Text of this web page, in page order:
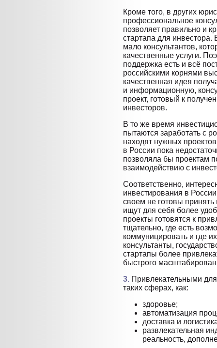
Кроме того, в других
профессиональное
позволяет правильно и
стартапа для инвестора.
мало консультантов,
качественные услуги.
поддержка есть и всё
российскими корнями
качественная идея
и информационную,
проект, готовый к
инвесторов.
В то же время
пытаются заработать с
находят нужных
в России пока
позволяла бы проектам
взаимодействию с
Соответственно,
инвестирования в
своем не готовы
ищут для себя более
проекты готовятся к
тщательно, где есть
коммуницировать и где
консультанты,
стартапы более
быстрого
3. Привлекательными
таких сферах, как:
здоровье;
автоматизация
доставка и
развлекательная
реальность,